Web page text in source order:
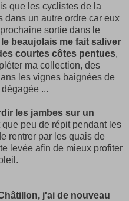
que les cyclistes de la
dans un autre ordre car eux
sortie dans le
beaujolais me fait saliver
courtes côtes pentues,
ma collection, des
les vignes baignées de
...
les jambes sur un
que peu de répit pendant les
rentrer par les quais de
levée afin de mieux profiter
j'ai de nouveau